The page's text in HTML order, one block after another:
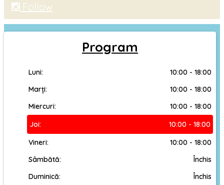
Follow
Program
Luni:
10:00 - 18:00
Marți:
10:00 - 18:00
Miercuri:
10:00 - 18:00
Joi:
10:00 - 18:00
Vineri:
10:00 - 18:00
Sâmbătă:
Închis
Duminică:
Închis